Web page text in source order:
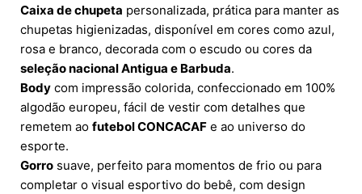
Caixa de chupeta personalizada, prática para manter as
chupetas higienizadas, disponível em cores como azul,
rosa e branco, decorada com o escudo ou cores da
seleção nacional Antigua e Barbuda.
Body com impressão colorida, confeccionado em 100%
algodão europeu, fácil de vestir com detalhes que
remetem ao futebol CONCACAF e ao universo do
esporte.
Gorro suave, perfeito para momentos de frio ou para
completar o visual esportivo do bebê, com design